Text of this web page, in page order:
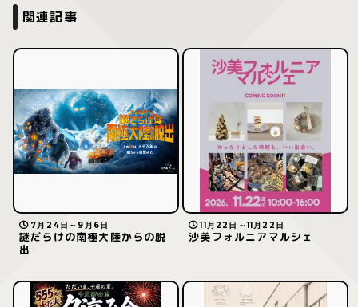
関連記事
7月24日～9月6日
謎だらけの南極大陸からの脱
出
11月22日～11月22日
沙美フォルニアマルシェ